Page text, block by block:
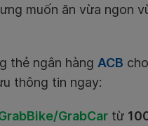
muốn ăn vừa ngon
thẻ ngân hàng ACB
thông tin ngay:
GrabCartừ